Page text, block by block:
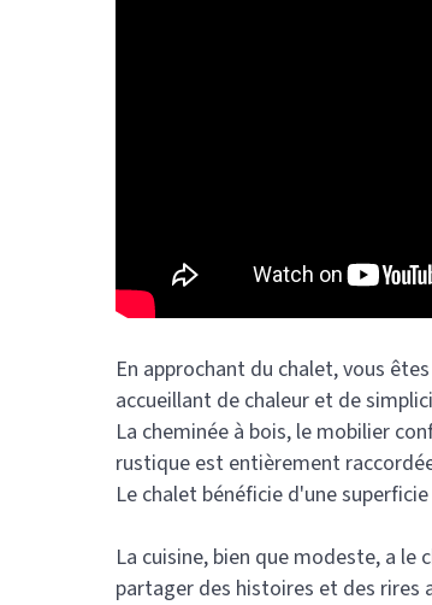
En approchant du chalet, vous
accueillant de chaleur et de
La cheminée à bois, le mobilier
rustique est entièrement
Le chalet bénéficie d'une
La cuisine, bien que modeste, a
partager des histoires et des rires